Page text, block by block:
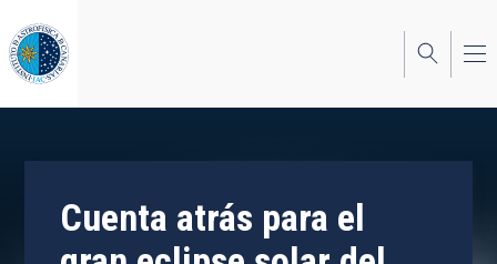
to
main
content
Cuenta atrás para el